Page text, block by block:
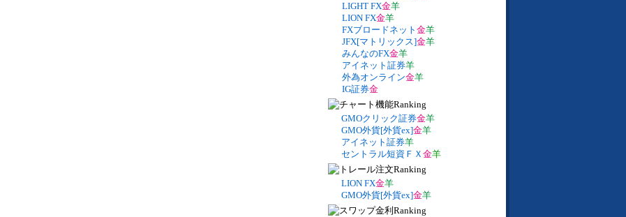
LIGHT FX金羊
LION FX金羊
FXブロードネット 金羊
JFX[マトリックス]金羊
みんなのFX金羊
アイネット証券羊
外為オンライン金羊
IG証券金
GMOクリック証券金羊
GMO外貨[外貨ex]金羊
アイネット証券羊
セントラル短資ＦＸ 金羊
LION FX金羊
GMO外貨[外貨ex]金羊